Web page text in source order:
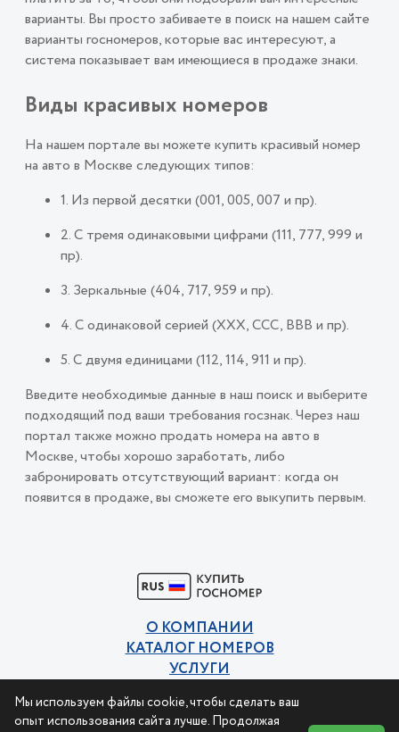
варианты. Вы просто забиваете в поиск на нашем сайте
варианты госномеров, которые вас интересуют, а
система показывает вам имеющиеся в продаже знаки.
Виды красивых номеров
На нашем портале вы можете купить красивый номер
на авто в Москве следующих типов:
1. Из первой десятки (001, 005, 007 и пр).
2. С тремя одинаковыми цифрами (111, 777, 999 и
пр).
3. Зеркальные (404, 717, 959 и пр).
4. С одинаковой серией (ХХХ, ССС, ВВВ и пр).
5. С двумя единицами (112, 114, 911 и пр).
Введите необходимые данные в наш поиск и выберите
подходящий под ваши требования госзнак. Через наш
портал также можно продать номера на авто в
Москве, чтобы хорошо заработать, либо
забронировать отсутствующий вариант: когда он
появится в продаже, вы сможете его выкупить первым.
Мы используем файлы cookie, чтобы сделать ваш
опыт использования сайта лучше. Продолжая
О КОМПАНИИ
КАТАЛОГ НОМЕРОВ
УСЛУГИ
Политика конфиденциальности